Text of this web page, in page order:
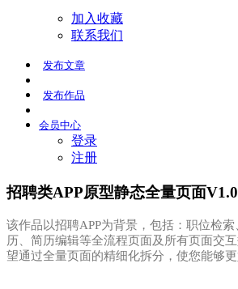
加入收藏
联系我们
发布文章
发布作品
会员中心
登录
注册
招聘类APP原型静态全量页面V1.0
该作品以招聘APP为背景，包括：职位检
历、简历编辑等全流程页面及所有页面交
望通过全量页面的精细化拆分，使您能够更